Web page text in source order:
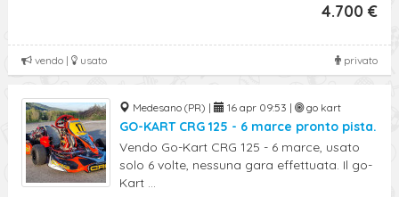
4.700 €
privato
vendo | usato
Medesano (PR) | 16 apr 09:53 | go kart
GO-KART CRG 125 - 6 marce pronto pista.
Vendo Go-Kart CRG 125 - 6 marce, usato
solo 6 volte, nessuna gara effettuata. Il go-
Kart ...